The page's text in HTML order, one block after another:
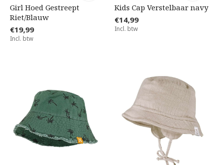
Girl Hoed Gestreept
Riet/Blauw
€19,99
Incl. btw
Kids Cap Verstelbaar navy
€14,99
Incl. btw